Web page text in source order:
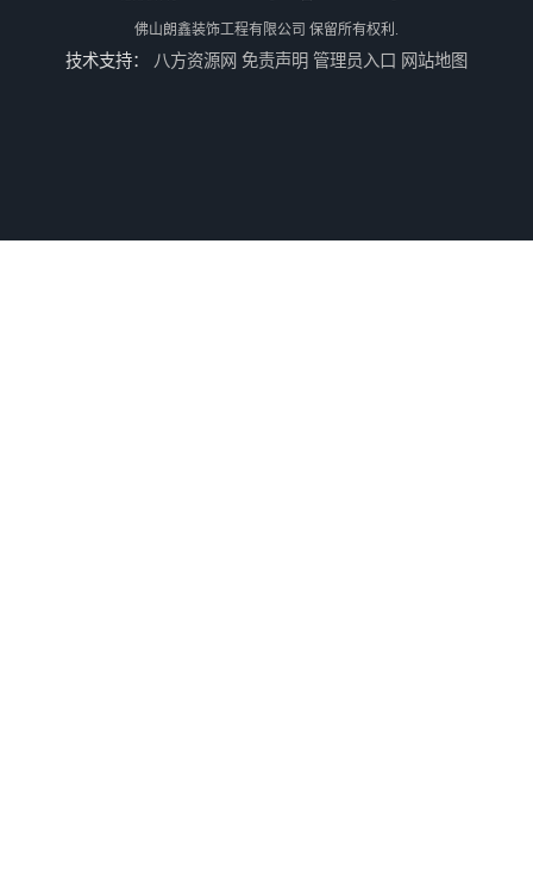
佛山朗鑫装饰工程有限公司 保留所有权利.
技术支持： 八方资源网 免责声明 管理员入口 网站地图